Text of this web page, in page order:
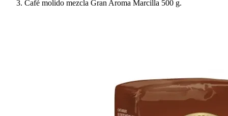
Café molido mezcla Gran Aroma Marcilla 500 g.